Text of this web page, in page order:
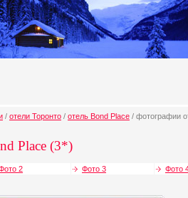
/ отели Торонто / отель Bond Place / фотографии
Place (3*)
2 Фото 3
Фото